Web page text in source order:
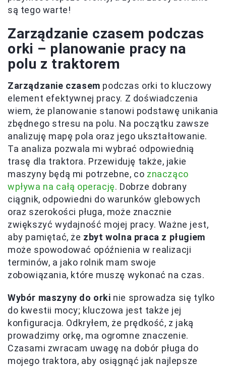
są tego warte!
Zarządzanie czasem podczas
orki – planowanie pracy na
polu z traktorem
Zarządzanie czasem podczas orki to kluczowy
element efektywnej pracy. Z doświadczenia
wiem, że planowanie stanowi podstawę unikania
zbędnego stresu na polu. Na początku zawsze
analizuję mapę pola oraz jego ukształtowanie.
Ta analiza pozwala mi wybrać odpowiednią
trasę dla traktora. Przewiduję także, jakie
maszyny będą mi potrzebne, co znacząco
wpływa na całą operację. Dobrze dobrany
ciągnik, odpowiedni do warunków glebowych
oraz szerokości pługa, może znacznie
zwiększyć wydajność mojej pracy. Ważne jest,
aby pamiętać, że zbyt wolna praca z pługiem
może spowodować opóźnienia w realizacji
terminów, a jako rolnik mam swoje
zobowiązania, które muszę wykonać na czas.
Wybór maszyny do orki nie sprowadza się tylko
do kwestii mocy; kluczowa jest także jej
konfiguracja. Odkryłem, że prędkość, z jaką
prowadzimy orkę, ma ogromne znaczenie.
Czasami zwracam uwagę na dobór pługa do
mojego traktora, aby osiągnąć jak najlepsze